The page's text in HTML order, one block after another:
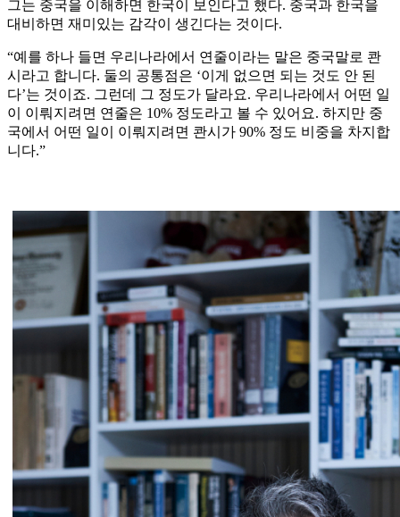
그는 중국을 이해하면 한국이 보인다고 했다. 중국과 한국을
대비하면 재미있는 감각이 생긴다는 것이다.
“예를 하나 들면 우리나라에서 연줄이라는 말은 중국말로 콴
시라고 합니다. 둘의 공통점은 ‘이게 없으면 되는 것도 안 된
다’는 것이죠. 그런데 그 정도가 달라요. 우리나라에서 어떤 일
이 이뤄지려면 연줄은 10% 정도라고 볼 수 있어요. 하지만 중
국에서 어떤 일이 이뤄지려면 콴시가 90% 정도 비중을 차지합
니다.”